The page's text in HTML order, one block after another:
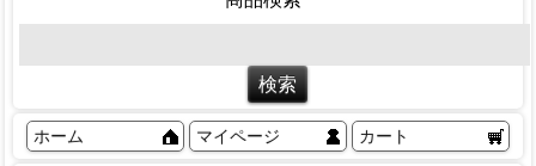
ホーム マイページ カート